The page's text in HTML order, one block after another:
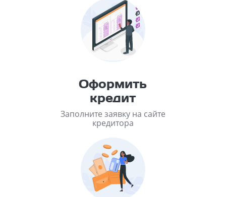
Оформить
кредит
Заполните заявку на сайте
кредитора